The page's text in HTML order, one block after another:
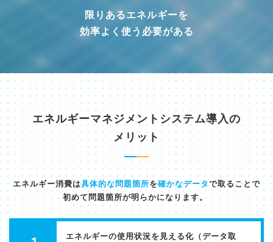
限りあるエネルギーを
効率よく使う必要がある
エネルギーマネジメントシステム導入の
メリット​
エネルギー消費は具体的な問題箇所を確かなデータで取ることで
初めて問題箇所が明らかになります。 ​
エネルギーの使用状況を見える化（データ取